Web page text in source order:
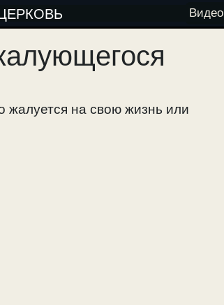
Видео
жалуется на свою жизнь или